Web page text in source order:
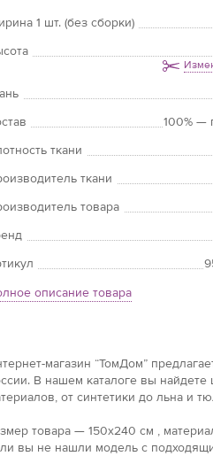
1 шт. (без сборки)
100% —
ткани
ткани
товара
описание товара
магазин “ТомДом”
В нашем каталоге вы
от синтетики до льна и
товара — 150x240 см ,
вы не нашли модель с